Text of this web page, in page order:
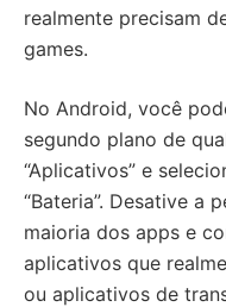
realmente precisam
games.
No Android, você
segundo plano de
“Aplicativos” e
“Bateria”. Desative a
maioria dos apps e
aplicativos que
ou aplicativos de